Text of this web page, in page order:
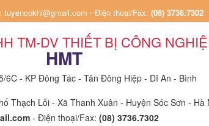
tuyencokhi@gmail.com - Điện thoại/Fax: (08) 3736.7302
TM-DV THIẾT BỊ CÔNG
HMT
6C - KP Đông Tác - Tân Đông Hiệp - Dĩ An - Bình
Thạch Lỗi - Xã Thanh Xuân - Huyện Sóc Sơn - Hà
- Điện thoại/Fax: (08) 3736.7302